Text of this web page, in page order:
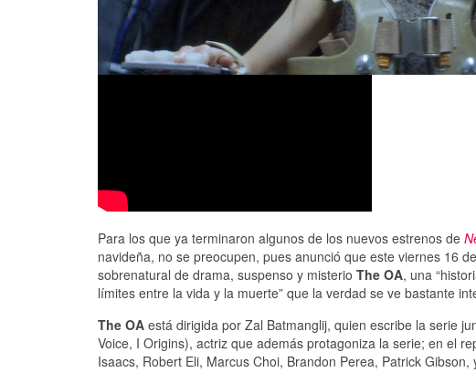
Para los que ya terminaron algunos de los nuevos estrenos de
navideña, no se preocupen, pues anunció que este viernes 16
sobrenatural de drama, suspenso y misterio The OA, una
límites entre la vida y la muerte” que la verdad se ve bastante
The OA está dirigida por Zal Batmanglij, quien escribe la serie
Voice, I Origins), actriz que además protagoniza la serie; en el
Isaacs, Robert Eli, Marcus Choi, Brandon Perea, Patrick Gibson,